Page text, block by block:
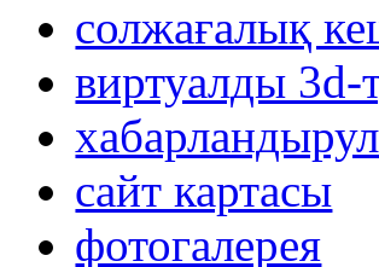
солжағалық
виртуалды 3d-
сайт картасы
фотогалерея